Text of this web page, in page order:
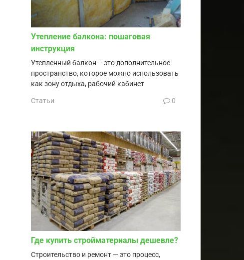
Утепление балкона: пошаговая
инструкция
Утепленный балкон – это дополнительное
пространство, которое можно использовать
как зону отдыха, рабочий кабинет
Статьи 0
Где купить стройматериалы дешевле?
Строительство и ремонт — это процесс,